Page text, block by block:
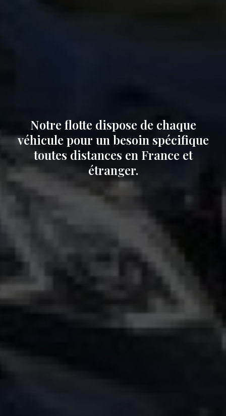
Notre flotte dispose de chaque
véhicule pour un besoin spécifique
toutes distances en France et
étranger.